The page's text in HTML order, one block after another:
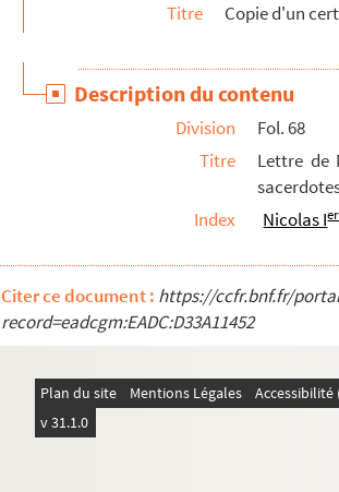
Titre
Copie d'un
Description du contenu
Division
Fol. 68
Titre
Lettre de
Index
Nicolas Ier
Citer ce document : https://ccfr.bnf.fr/
record=eadcgm:EADC:D33A11452
Plan du site Mentions Légales
v 31.1.0